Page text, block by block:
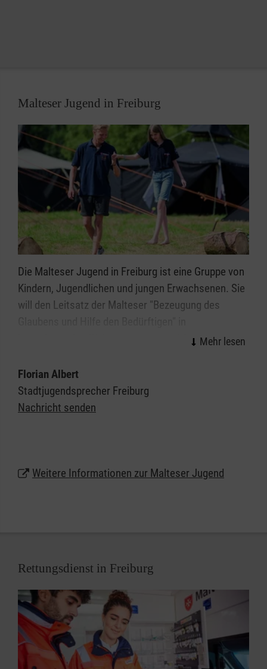
Malteser Jugend in Freiburg
Die Malteser Jugend in Freiburg ist eine Gruppe von
Kindern, Jugendlichen und jungen Erwachsenen. Sie
will den Leitsatz der Malteser "Bezeugung des
jugendgemäßer Weise umsetzen und für die ihr
heranwachsende Mensch wird ganzheitlich
gefördert und gefordert. Durch vielfältige und
zielgruppenorientierte Angebote wird die
gelehrt, sondern gelebt.
Platz in den Gruppen der Malteser Jugend.
Florian Albert
Stadtjugendsprecher Freiburg
Nachricht senden
Weitere Informationen zur Malteser Jugend
Rettungsdienst in Freiburg